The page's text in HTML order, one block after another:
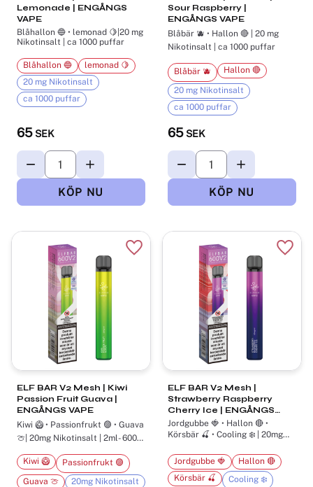
Lemonade | ENGÅNGS
VAPE
Blåhallon 🔵 • lemonad 🍋|20 mg
Nikotinsalt | ca 1000 puffar
65 SEK
Blåhallon 🔵
lemonad 🍋
20 mg Nikotinsalt
ca 1000 puffar
Sour Raspberry |
ENGÅNGS VAPE
Blåbär 🫐 • Hallon 🔴 | 20 mg
Nikotinsalt | ca 1000 puffar
65 SEK
Blåbär 🫐 Hallon 🔴
20 mg Nikotinsalt
ca 1000 puffar
ELF BAR V2 Mesh | Kiwi
Passion Fruit Guava |
ENGÅNGS VAPE
Kiwi 🥝 • Passionfrukt 🟣 • Guava
🍈| 20mg Nikotinsalt | 2ml- 600
Kiwi 🥝
Passionfrukt 🟣
Guava 🍈
20mg Nikotinsalt
Lägg till i favoriter
ELF BAR V2 Mesh |
Strawberry Raspberry
Cherry Ice | ENGÅNGS
VAPE
Jordgubbe 🍓 • Hallon 🔴 •
Körsbär 🍒 • Cooling ❄️ | 20mg
Jordgubbe 🍓
Hallon 🔴
Körsbär 🍒
Cooling ❄️